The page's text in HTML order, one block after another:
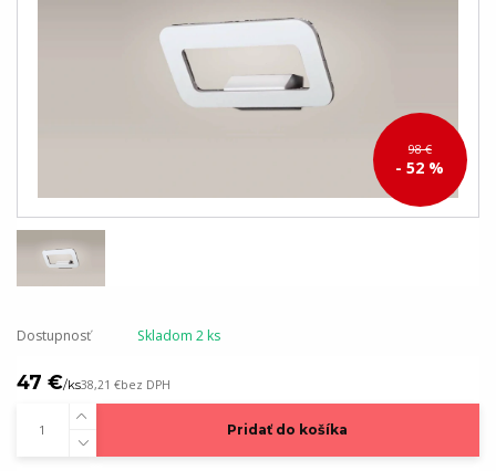
98 €
- 52 %
Dostupnosť Skladom 2 ks
47 €/ks38,21 €bez DPH
Pridať do košíka